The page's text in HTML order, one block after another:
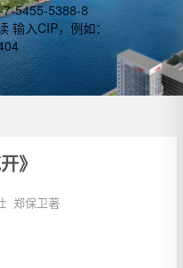
5455-5388-8
输入CIP，例如：
》
郑保卫著